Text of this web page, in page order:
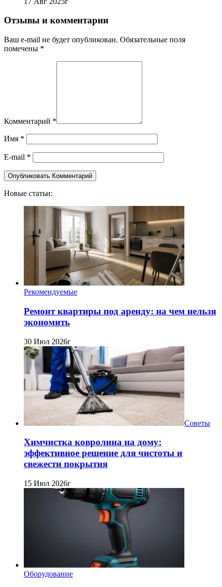
Отзывы и комментарии
Ваш e-mail не будет опубликован. Обязательные поля
помечены *
Комментарий *
Имя *
E-mail *
Новые статьи:
Рекомендуемые
Ремонт квартиры под аренду: на чем нельзя
экономить
30 Июл 2026г
Советы
Химчистка ковролина на дому:
эффективное решение для чистоты и
свежести покрытия
15 Июл 2026г
Оборудование